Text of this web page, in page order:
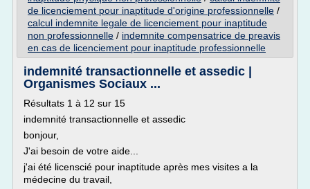
de licenciement pour inaptitude d'origine professionnelle /
calcul indemnite legale de licenciement pour inaptitude
non professionnelle / indemnite compensatrice de preavis
en cas de licenciement pour inaptitude professionnelle
indemnité transactionnelle et assedic |
Organismes Sociaux ...
Résultats 1 à 12 sur 15
indemnité transactionnelle et assedic
bonjour,
J'ai besoin de votre aide...
j'ai été licenscié pour inaptitude après mes visites a la
médecine du travail,